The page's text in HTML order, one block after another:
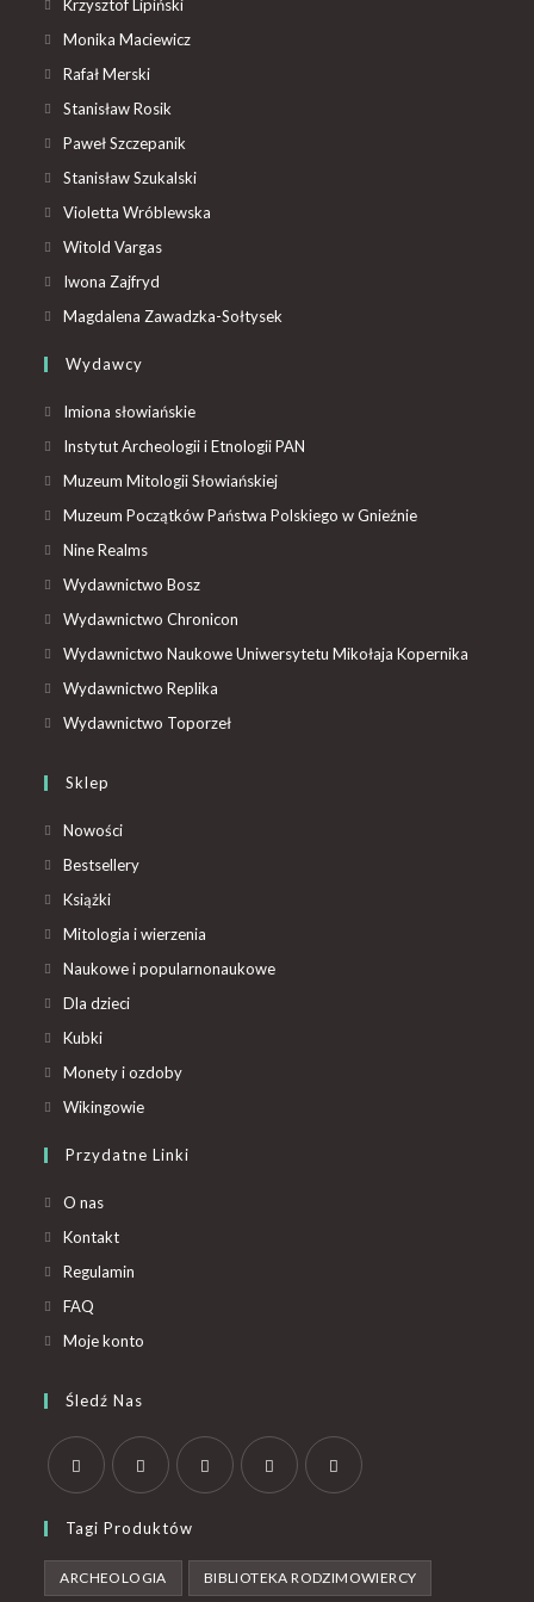
Krzysztof Lipiński
Monika Maciewicz
Rafał Merski
Stanisław Rosik
Paweł Szczepanik
Stanisław Szukalski
Violetta Wróblewska
Witold Vargas
Iwona Zajfryd
Magdalena Zawadzka-Sołtysek
Wydawcy
Imiona słowiańskie
Instytut Archeologii i Etnologii PAN
Muzeum Mitologii Słowiańskiej
Muzeum Początków Państwa Polskiego w Gnieźnie
Nine Realms
Wydawnictwo Bosz
Wydawnictwo Chronicon
Wydawnictwo Naukowe Uniwersytetu Mikołaja Kopernika
Wydawnictwo Replika
Wydawnictwo Toporzeł
Sklep
Nowości
Bestsellery
Książki
Mitologia i wierzenia
Naukowe i popularnonaukowe
Dla dzieci
Kubki
Monety i ozdoby
Wikingowie
Przydatne Linki
O nas
Kontakt
Regulamin
FAQ
Moje konto
Śledź Nas
Tagi Produktów
ARCHEOLOGIA BIBLIOTEKA RODZIMOWIERCY